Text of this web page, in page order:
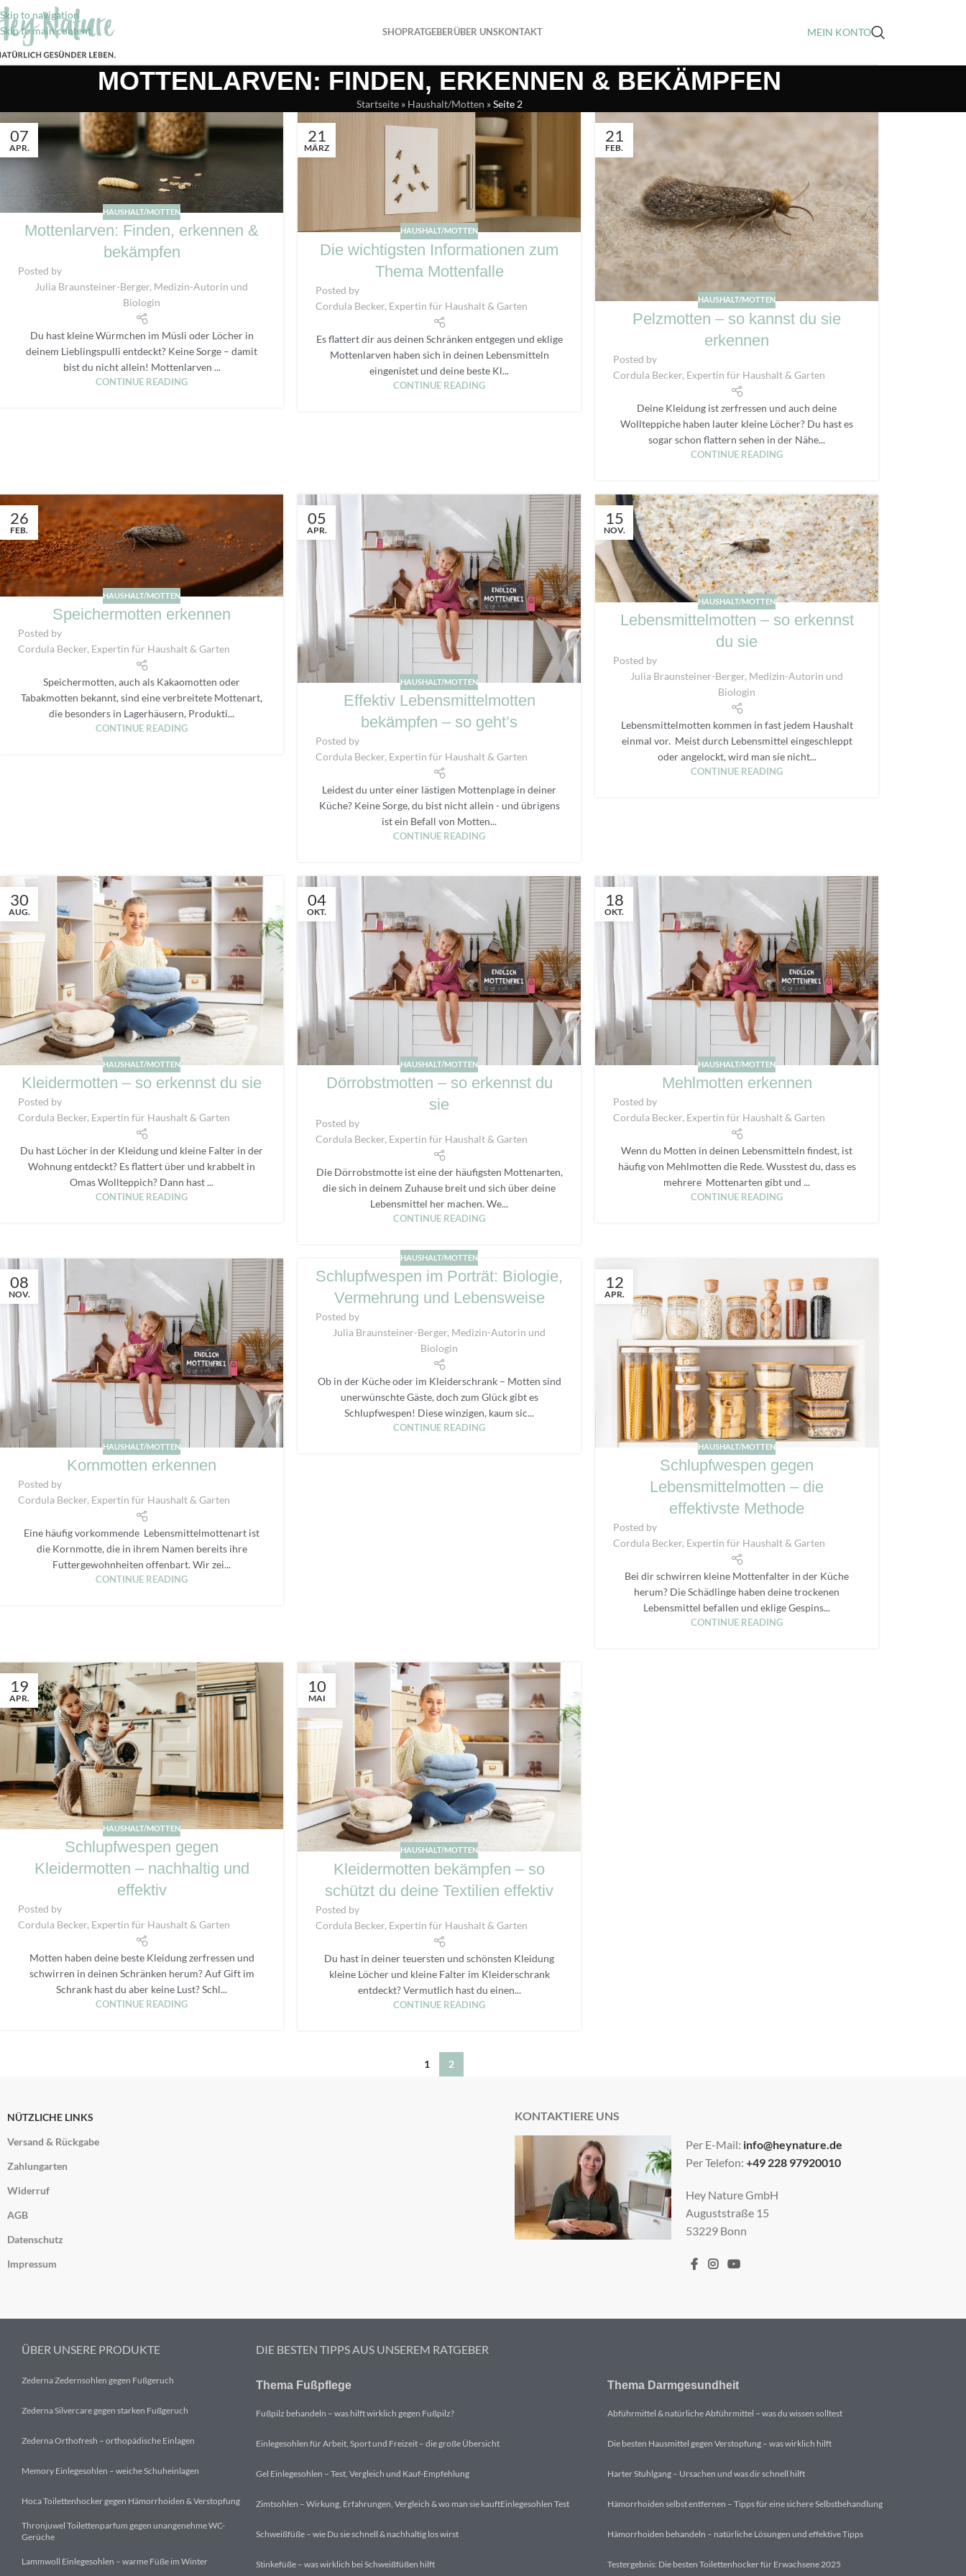
Skip to navigation
Skip to main content
SHOPRATGEBERÜBER UNSKONTAKT MEIN KONTO
MOTTENLARVEN: FINDEN, ERKENNEN & BEKÄMPFEN
Startseite» Haushalt/Motten »Seite 2
07
APR.
HAUSHALT/MOTTEN
Mottenlarven: Finden, erkennen &
bekämpfen
Posted by
Julia Braunsteiner-Berger, Medizin-Autorin und
Biologin
Du hast kleine Würmchen im Müsli oder Löcher in
deinem Lieblingspulli entdeckt? Keine Sorge – damit
bist du nicht allein! Mottenlarven ...
CONTINUE READING
21
MÄRZ
HAUSHALT/MOTTEN
Die wichtigsten Informationen zum
Thema Mottenfalle
Posted by
Cordula Becker, Expertin für Haushalt & Garten
Es flattert dir aus deinen Schränken entgegen und eklige
Mottenlarven haben sich in deinen Lebensmitteln
eingenistet und deine beste Kl...
CONTINUE READING
21
FEB.
HAUSHALT/MOTTEN
Pelzmotten – so kannst du sie
erkennen
Posted by
Cordula Becker, Expertin für Haushalt & Garten
Deine Kleidung ist zerfressen und auch deine
Wollteppiche haben lauter kleine Löcher? Du hast es
sogar schon flattern sehen in der Nähe...
CONTINUE READING
26
FEB.
HAUSHALT/MOTTEN
Speichermotten erkennen
Posted by
Cordula Becker, Expertin für Haushalt & Garten
Speichermotten, auch als Kakaomotten oder
Tabakmotten bekannt, sind eine verbreitete Mottenart,
die besonders in Lagerhäusern, Produkti...
CONTINUE READING
05
APR.
HAUSHALT/MOTTEN
Effektiv Lebensmittelmotten
bekämpfen – so geht’s
Posted by
Cordula Becker, Expertin für Haushalt & Garten
Leidest du unter einer lästigen Mottenplage in deiner
Küche? Keine Sorge, du bist nicht allein - und übrigens
ist ein Befall von Motten...
CONTINUE READING
15
NOV.
HAUSHALT/MOTTEN
Lebensmittelmotten – so erkennst
du sie
Posted by
Julia Braunsteiner-Berger, Medizin-Autorin und
Biologin
Lebensmittelmotten kommen in fast jedem Haushalt
einmal vor. Meist durch Lebensmittel eingeschleppt
oder angelockt, wird man sie nicht...
CONTINUE READING
30
AUG.
HAUSHALT/MOTTEN
Kleidermotten – so erkennst du sie
Posted by
Cordula Becker, Expertin für Haushalt & Garten
Du hast Löcher in der Kleidung und kleine Falter in der
Wohnung entdeckt? Es flattert über und krabbelt in
Omas Wollteppich? Dann hast ...
CONTINUE READING
04
OKT.
HAUSHALT/MOTTEN
Dörrobstmotten – so erkennst du
sie
Posted by
Cordula Becker, Expertin für Haushalt & Garten
Die Dörrobstmotte ist eine der häufigsten Mottenarten,
die sich in deinem Zuhause breit und sich über deine
Lebensmittel her machen. We...
CONTINUE READING
18
OKT.
HAUSHALT/MOTTEN
Mehlmotten erkennen
Posted by
Cordula Becker, Expertin für Haushalt & Garten
Wenn du Motten in deinen Lebensmitteln findest, ist
häufig von Mehlmotten die Rede. Wusstest du, dass es
mehrere Mottenarten gibt und ...
CONTINUE READING
08
NOV.
HAUSHALT/MOTTEN
Kornmotten erkennen
Posted by
Cordula Becker, Expertin für Haushalt & Garten
Eine häufig vorkommende Lebensmittelmottenart ist
die Kornmotte, die in ihrem Namen bereits ihre
Futtergewohnheiten offenbart. Wir zei...
CONTINUE READING
HAUSHALT/MOTTEN
Schlupfwespen im Porträt: Biologie,
Vermehrung und Lebensweise
Posted by
Julia Braunsteiner-Berger, Medizin-Autorin und
Biologin
Ob in der Küche oder im Kleiderschrank – Motten sind
unerwünschte Gäste, doch zum Glück gibt es
Schlupfwespen! Diese winzigen, kaum sic...
CONTINUE READING
12
APR.
HAUSHALT/MOTTEN
Schlupfwespen gegen
Lebensmittelmotten – die
effektivste Methode
Posted by
Cordula Becker, Expertin für Haushalt & Garten
Bei dir schwirren kleine Mottenfalter in der Küche
herum? Die Schädlinge haben deine trockenen
Lebensmittel befallen und eklige Gespins...
CONTINUE READING
19
APR.
HAUSHALT/MOTTEN
Schlupfwespen gegen
Kleidermotten – nachhaltig und
effektiv
Posted by
Cordula Becker, Expertin für Haushalt & Garten
Motten haben deine beste Kleidung zerfressen und
schwirren in deinen Schränken herum? Auf Gift im
Schrank hast du aber keine Lust? Schl...
CONTINUE READING
10
MAI
HAUSHALT/MOTTEN
Kleidermotten bekämpfen – so
schützt du deine Textilien effektiv
Posted by
Cordula Becker, Expertin für Haushalt & Garten
Du hast in deiner teuersten und schönsten Kleidung
kleine Löcher und kleine Falter im Kleiderschrank
entdeckt? Vermutlich hast du einen...
CONTINUE READING
1 2
NÜTZLICHE LINKS
Versand & Rückgabe
Zahlungarten
Widerruf
AGB
Datenschutz
Impressum
KONTAKTIERE UNS
Per E-Mail: info@heynature.de
Per Telefon: +49 228 97920010
Hey Nature GmbH
Auguststraße 15
53229 Bonn
ÜBER UNSERE PRODUKTE
Zederna Zedernsohlen gegen Fußgeruch
Zederna Silvercare gegen starken Fußgeruch
Zederna Orthofresh – orthopädische Einlagen
Memory Einlegesohlen – weiche Schuheinlagen
Hoca Toilettenhocker gegen Hämorrhoiden & Verstopfung
Thronjuwel Toilettenparfum gegen unangenehme WC-
Gerüche
Lammwoll Einlegesohlen – warme Füße im Winter
DIE BESTEN TIPPS AUS UNSEREM RATGEBER
Thema Fußpflege
Fußpilz behandeln – was hilft wirklich gegen Fußpilz?
Einlegesohlen für Arbeit, Sport und Freizeit – die große Übersicht
Gel Einlegesohlen – Test, Vergleich und Kauf-Empfehlung
Zimtsohlen – Wirkung, Erfahrungen, Vergleich & wo man sie kauftEinlegesohlen Test
Schweißfüße – wie Du sie schnell & nachhaltig los wirst
Stinkefüße – was wirklich bei Schweißfüßen hilft
Thema Darmgesundheit
Abführmittel & natürliche Abführmittel – was du wissen solltest
Die besten Hausmittel gegen Verstopfung – was wirklich hilft
Harter Stuhlgang – Ursachen und was dir schnell hilft
Hämorrhoiden selbst entfernen – Tipps für eine sichere Selbstbehandlung
Hämorrhoiden behandeln – natürliche Lösungen und effektive Tipps
Testergebnis: Die besten Toilettenhocker für Erwachsene 2025